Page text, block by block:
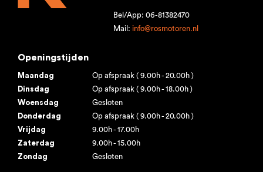
Bel/App: 06-81382470
Mail:info@rosmotoren.nl
Openingstijden
Maandag
Op afspraak ( 9.00h - 20.00h )
Dinsdag
Op afspraak ( 9.00h - 18.00h )
Woensdag
Gesloten
Donderdag
Op afspraak ( 9.00h - 20.00h )
Vrijdag
9.00h - 17.00h
Zaterdag
9.00h - 15.00h
Zondag
Gesloten